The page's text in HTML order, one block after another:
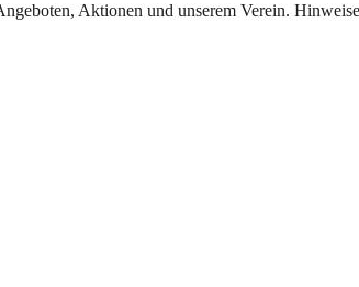
Aktionen und unserem Verein.